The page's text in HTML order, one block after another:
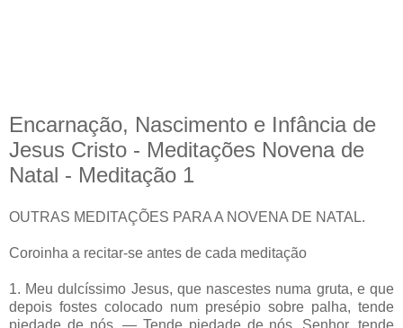
Encarnação, Nascimento e Infância de
Jesus Cristo - Meditações Novena de
Natal - Meditação 1
OUTRAS MEDITAÇÕES PARA A NOVENA DE NATAL.
Coroinha a recitar-se antes de cada meditação
1. Meu dulcíssimo Jesus, que nascestes numa gruta, e que
depois fostes colocado num presépio sobre palha, tende